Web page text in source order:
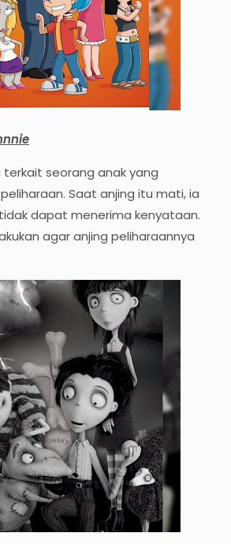
seorang anak yang
Saat anjing itu mati, ia
dapat menerima kenyataan.
agar anjing peliharaannya